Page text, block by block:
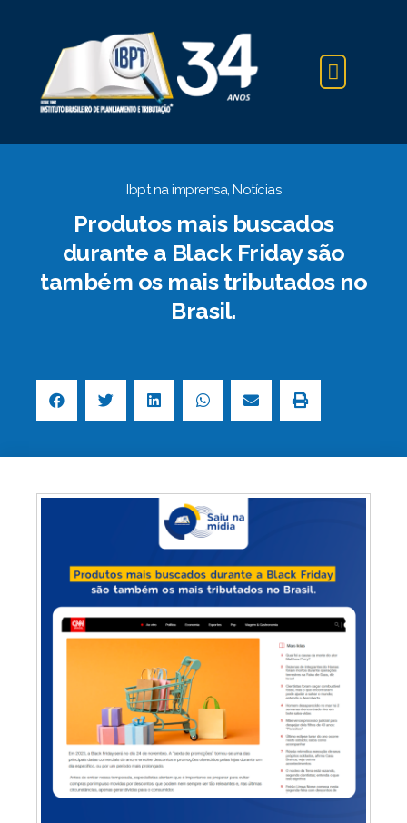
Ibpt na imprensa, Notícias
Produtos mais buscados
durante a Black Friday são
também os mais tributados no
Brasil.